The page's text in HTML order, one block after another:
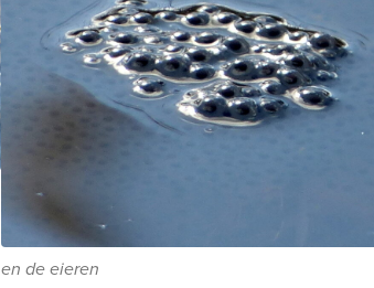
en de eieren